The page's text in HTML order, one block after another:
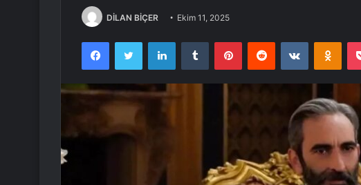
DİLAN BİÇER Ekim 11, 2025
FacebookTwitter LinkedInTumblr PinterestReddit VKontakte